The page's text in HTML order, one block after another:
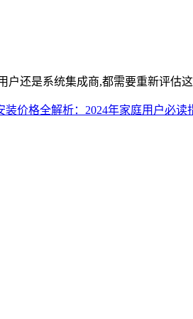
还是系统集成商,都需要重新评估这
装价格全解析：2024年家庭用户必读